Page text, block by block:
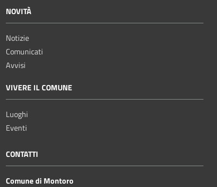
NOVITÀ
Notizie
Comunicati
Avvisi
VIVERE IL COMUNE
Luoghi
Eventi
CONTATTI
Comune di Montoro